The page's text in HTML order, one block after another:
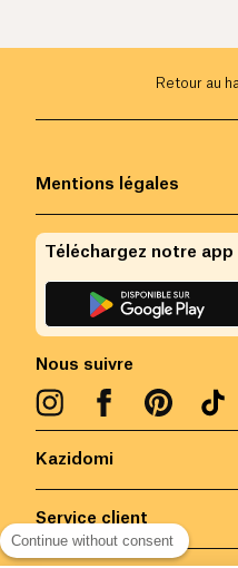
Retour au
Kazidomi
Service client
Mentions légales
Nous suivre
Téléchargez notre app
Continue without consent